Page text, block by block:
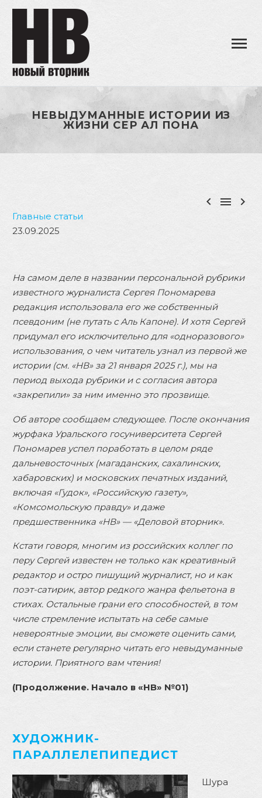
НЕВЫДУМАННЫЕ ИСТОРИИ ИЗ
ЖИЗНИ СЕР АЛ ПОНА
  
Главные статьи
23.09.2025
На самом деле в названии персональной рубрики
известного журналиста Сергея Пономарева
редакция использовала его же собственный
псевдоним (не путать с Аль Капоне). И хотя Сергей
придумал его исключительно для «одноразового»
использования, о чем читатель узнал из первой же
истории (см. «НВ» за 21 января 2025 г.), мы на
период выхода рубрики и с согласия автора
«закрепили» за ним именно это прозвище.
Об авторе сообщаем следующее. После окончания
журфака Уральского госуниверситета Сергей
Пономарев успел поработать в целом ряде
дальневосточных (магаданских, сахалинских,
хабаровских) и московских печатных изданий,
включая «Гудок», «Российскую газету»,
«Комсомольскую правду» и даже
предшественника «НВ» — «Деловой вторник».
Кстати говоря, многим из российских коллег по
перу Сергей известен не только как креативный
редактор и остро пишущий журналист, но и как
поэт-сатирик, автор редкого жанра фельетона в
стихах. Остальные грани его способностей, в том
числе стремление испытать на себе самые
невероятные эмоции, вы сможете оценить сами,
если станете регулярно читать его невыдуманные
истории. Приятного вам чтения!
(Продолжение. Начало в «НВ» №01)
ХУДОЖНИК-
ПАРАЛЛЕЛЕПИПЕДИСТ
Шура